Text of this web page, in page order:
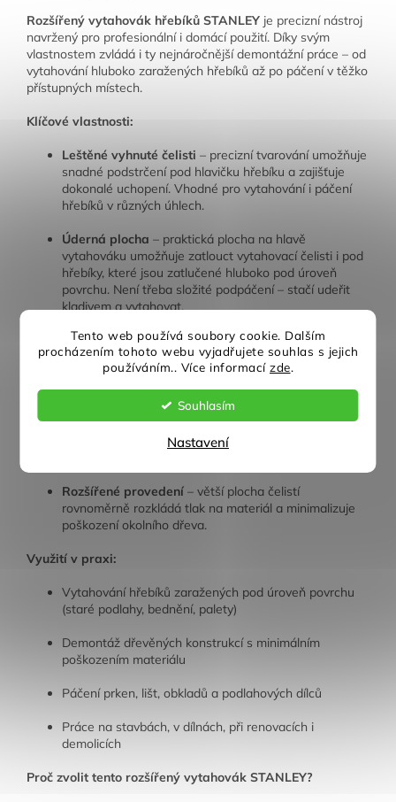
Tento web používá soubory cookie. Dalším
procházením tohoto webu vyjadřujete souhlas s jejich
používáním.. Více informací zde.
Souhlasím
Nastavení
Rozšířený vytahovák hřebíků STANLEY je precizní nástroj
navržený pro profesionální i domácí použití. Díky svým
vlastnostem zvládá i ty nejnáročnější demontážní práce – od
vytahování hluboko zaražených hřebíků až po páčení v těžko
přístupných místech.
Klíčové vlastnosti:
Leštěné vyhnuté čelisti – precizní tvarování umožňuje
snadné podstrčení pod hlavičku hřebíku a zajišťuje
dokonalé uchopení. Vhodné pro vytahování i páčení
hřebíků v různých úhlech.
Úderná plocha – praktická plocha na hlavě
vytahováku umožňuje zatlouct vytahovací čelisti i pod
hřebíky, které jsou zatlučené hluboko pod úroveň
povrchu. Není třeba složité podpáčení – stačí udeřit
kladivem a vytahovat.
Neklouzavý povrch rukojeti– speciální úprava
zajišťuje pevnější a jistější úchop i při maximálním
páčení. Snižuje riziko vyklouznutí nástroje z ruky.
– vytahovák je vyroben z vysoce kvalitní
pružné oceli, díky čemuž je nevídaně pevný a odolný.
Nástroj se při zatížení neohne ani nezlomí – naopak
Rozšířené provedení – větší plocha čelistí
rovnoměrně rozkládá tlak na materiál a minimalizuje
poškození okolního dřeva.
Využití v praxi:
Vytahování hřebíků zaražených pod úroveň povrchu
(staré podlahy, bednění, palety)
Demontáž dřevěných konstrukcí s minimálním
poškozením materiálu
Páčení prken, lišt, obkladů a podlahových dílců
Práce na stavbách, v dílnách, při renovacích i
demolicích
Proč zvolit tento rozšířený vytahovák STANLEY?